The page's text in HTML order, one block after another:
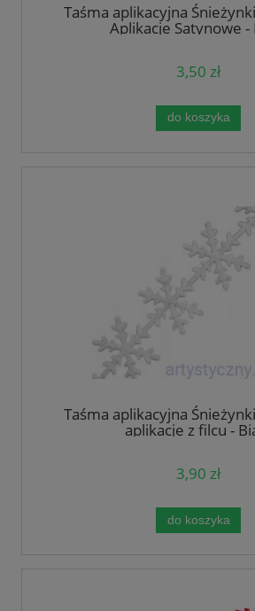
Taśma aplikacyjna
Aplikacje Satynowe -
3,50 zł
do koszyka
Taśma aplikacyjna
aplikacje z filcu -
3,90 zł
do koszyka